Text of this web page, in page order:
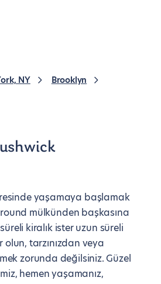
NY Brooklyn
yaşamaya başlamak
mülkünden başkasına
kiralık ister uzun süreli
tarzınızdan veya
zorunda değilsiniz. Güzel
hemen yaşamanız,